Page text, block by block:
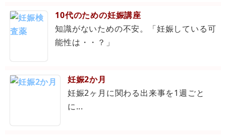
10代のための妊娠講座
知識がないための不安。「妊娠している可
能性は・・？」
妊娠2か月
妊娠2ヶ月に関わる出来事を1週ごと
に...